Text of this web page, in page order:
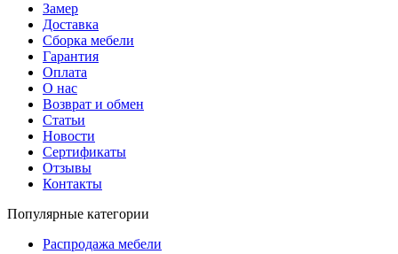
Замер
Доставка
Сборка мебели
Гарантия
Оплата
О нас
Возврат и обмен
Статьи
Новости
Сертификаты
Отзывы
Контакты
Популярные категории
Распродажа мебели